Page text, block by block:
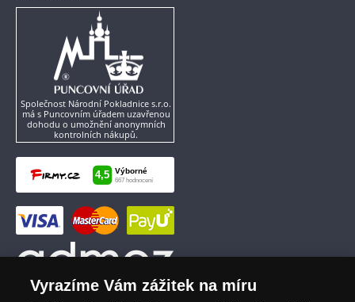
Společnost Národní Pokladnice s.r.o.
má s Puncovním úřadem uzavřenou
dohodu o umožnění anonymních
kontrolních nákupů.
Vyrazíme Vám zážitek na míru